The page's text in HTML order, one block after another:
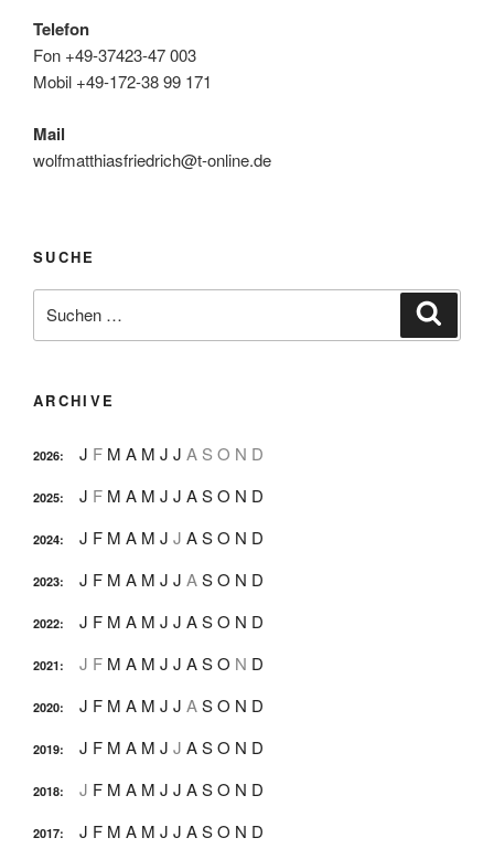
Telefon
Fon +49-37423-47 003
Mobil +49-172-38 99 171
Mail
wolfmatthiasfriedrich@t-online.de
SUCHE
nach:
ARCHIVE
2026: J F M A M J J A S O N D
2025: J F M A M J J ASO N D
2024: J F M A M J J ASO N D
2023: J F M A M J J ASO N D
2022: J F M A M J J ASO N D
2021: J F M A M J J ASO N D
2020: J F M A M J J ASO N D
2019: J F M A M J J ASO N D
2018: J F M A M J J ASO N D
2017: J F M A M J J ASO N D